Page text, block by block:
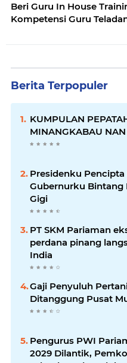
Beri Guru In House
Kompetensi Guru
Berita Terpopuler
KUMPULAN
MINANGKABAU
Presidenku Pencipta
Gubernurku Bintang
Gigi
PT SKM Pariaman
perdana pinang
India
Gaji Penyuluh
Ditanggung Pusat
Pengurus PWI
2029 Dilantik,